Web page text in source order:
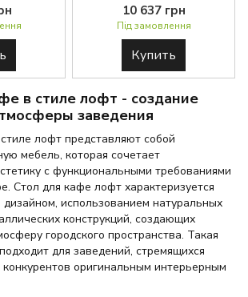
10 637 грн
Під замовлення
Купить
в стиле лофт - создание
заведения
лофт представляют собой
мебель, которая сочетает
с функциональными требованиями
Стол для кафе лофт характеризуется
использованием натуральных
конструкций, создающих
городского пространства. Такая
для заведений, стремящихся
оригинальным интерьерным